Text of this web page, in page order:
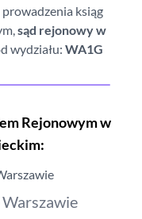
ksiąg
sąd rejonowyw
wydziału: WA1G
Rejonowymw
: